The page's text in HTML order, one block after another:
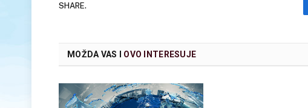
SHARE.
MOŽDA VAS I OVO INTERESUJE